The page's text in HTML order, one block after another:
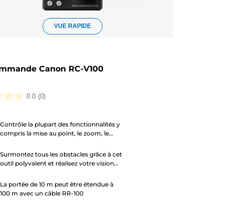
VUE RAPIDE
Canon RC-V100
0.0 (0)
Contrôle la plupart des fonctionnalités y
compris la mise au point, le zoom, le
Surmontez tous les obstacles grâce à cet
outil polyvalent et réalisez votre vision
La portée de 10 m peut être étendue à
100 m avec un câble RR-100